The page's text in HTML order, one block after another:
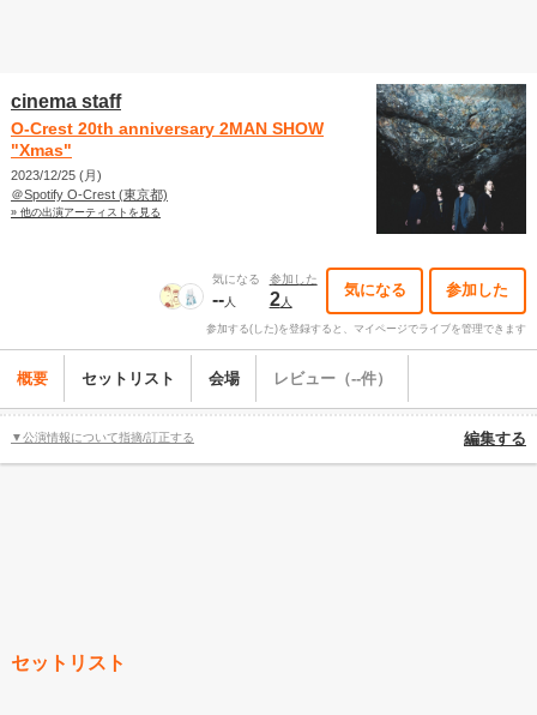
cinema staff
O-Crest 20th anniversary 2MAN SHOW
"Xmas"
2023/12/25 (月)
＠Spotify O-Crest (東京都)
» 他の出演アーティストを見る
気になる
--人
参加した
2人
気になる 参加した
参加する(した)を登録すると、マイページでライブを管理できます
概要 セットリスト 会場 レビュー（--件）
▼公演情報について指摘/訂正する 編集する
セットリスト